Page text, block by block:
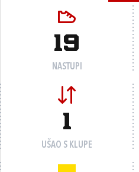
19
NASTUPI
1
UŠAO S KLUPE